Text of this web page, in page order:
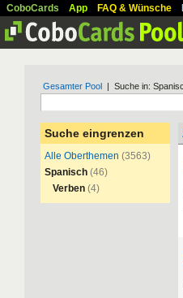
CoboCards App FAQ & Wünsche
Gesamter Pool | Suche in:
Suche eingrenzen
Alle Oberthemen (3563)
Spanisch (46)
Verben (4)